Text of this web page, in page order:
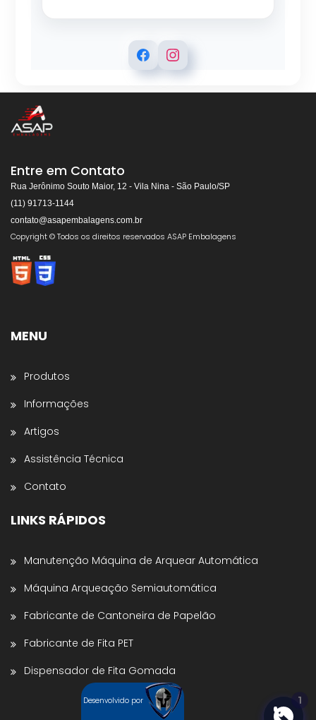
1
Respondemos rapidamente
👋Olá! Bem-vindo!
Somos especialistas em
Envolvedoras, Filme Stretch, Fitas de Arquear,
Selos para Fitas de Arquear, Aplicador de Filme
Preencha os dados abaixo e o atendimento
Nome da Empresa *
Estado *
Enviar para WhatsApp
Entre em Contato
Rua Jerônimo Souto Maior, 12 - Vila Nina - São Paulo/SP
(11) 91713-1144
contato@asapembalagens.com.br
Copyright © Todos os direitos reservados ASAP Embalagens
MENU
Produtos
Informações
Artigos
Assistência Técnica
Contato
LINKS RÁPIDOS
Manutenção Máquina de Arquear Automática
Máquina Arqueação Semiautomática
Fabricante de Cantoneira de Papelão
Fabricante de Fita PET
Dispensador de Fita Gomada
Desenvolvido por